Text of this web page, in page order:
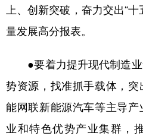
上、创新突破，奋力交出“
量发展高分报表。
●要着力提升现代制造业
势资源，找准抓手载体，
能网联新能源汽车等主导
业和特色优势产业集群，